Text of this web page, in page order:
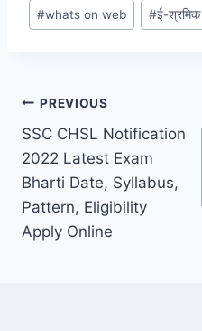
#whats on web #ई-श्रमिक
Post
navigation
PREVIOUS
SSC CHSL Notification
2022 Latest Exam
Bharti Date, Syllabus,
Pattern, Eligibility
Apply Online